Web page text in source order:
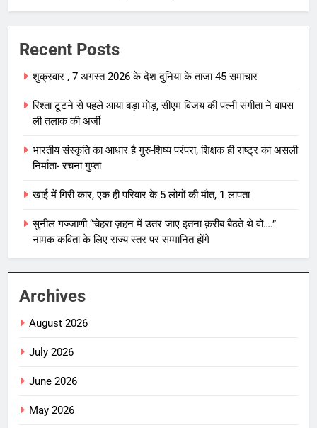
Recent Posts
शुक्रवार , 7 अगस्त 2026 के देश दुनिया के ताजा 45 समाचार
रिश्ता टूटने से पहले आया बड़ा मोड़, सीएम विजय की पत्नी संगीता ने वापस
ली तलाक की अर्जी
भारतीय संस्कृति का आधार है गुरु-शिष्य परंपरा, शिक्षक ही राष्ट्र का असली
निर्माता- रचना गुप्ता
खाई में गिरी कार, एक ही परिवार के 5 लोगों की मौत, 1 लापता
सुनील गज्जाणी “चेहरा ज़हन में उतर जाए इतना क़रीब बैठते थे वो….”
नामक कविता के लिए राज्य स्तर पर सम्मानित होंगे
Archives
August 2026
July 2026
June 2026
May 2026